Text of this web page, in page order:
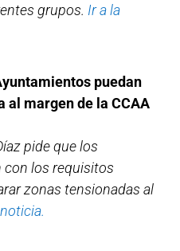
grupos. Ir a la
puedan
al margen de la CCAA
pide que los
con los requisitos
zonas tensionadas al